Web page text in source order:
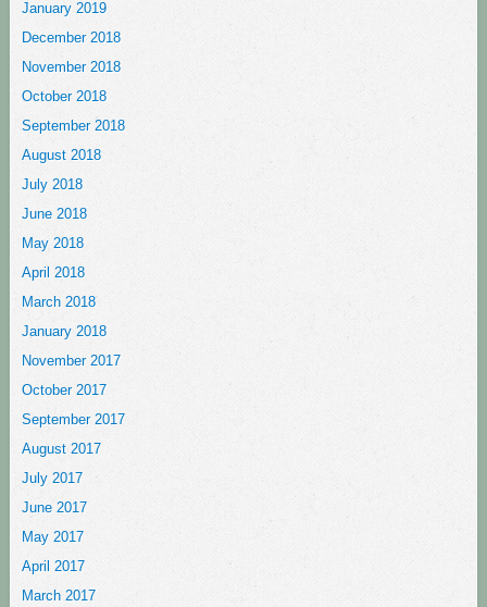
January 2019
December 2018
November 2018
October 2018
September 2018
August 2018
July 2018
June 2018
May 2018
April 2018
March 2018
January 2018
November 2017
October 2017
September 2017
August 2017
July 2017
June 2017
May 2017
April 2017
March 2017